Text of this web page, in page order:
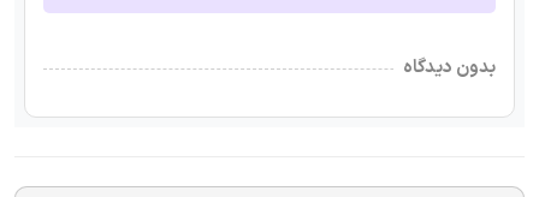
بدون دیدگاه